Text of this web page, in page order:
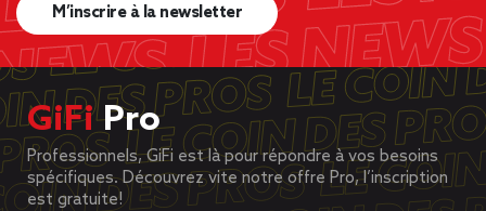
M’inscrire à la newsletter
GiFiPro
Professionnels, GiFi est là pour répondre à vos besoins
spécifiques. Découvrez vite notre offre Pro, l’inscription
est gratuite!